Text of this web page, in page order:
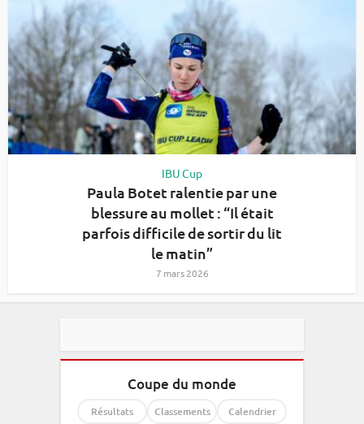
IBU Cup
Paula Botet ralentie par une
blessure au mollet : “Il était
parfois difficile de sortir du lit
le matin”
7 mars 2026
Coupe du monde
Résultats Classements Calendrier